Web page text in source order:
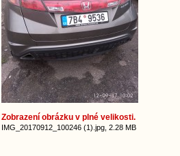
Zobrazení obrázku v plné velikosti.
IMG_20170912_100246 (1).jpg, 2.28 MB